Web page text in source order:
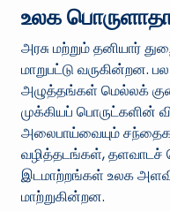
உலக
அரசு மற்றும் தனியார்
மாறுபட்டு வருகின்றன.
அழுத்தங்கள் மெல்லக்
முக்கியப் பொருட்களின்
அலைபாய்வையும்
வழித்தடங்கள், தளவாடச்
இடமாற்றங்கள் உலக
மாற்றுகின்றன.